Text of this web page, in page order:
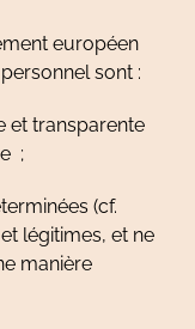
européen
sont :
transparente
;
(cf.
légitimes, et ne
manière